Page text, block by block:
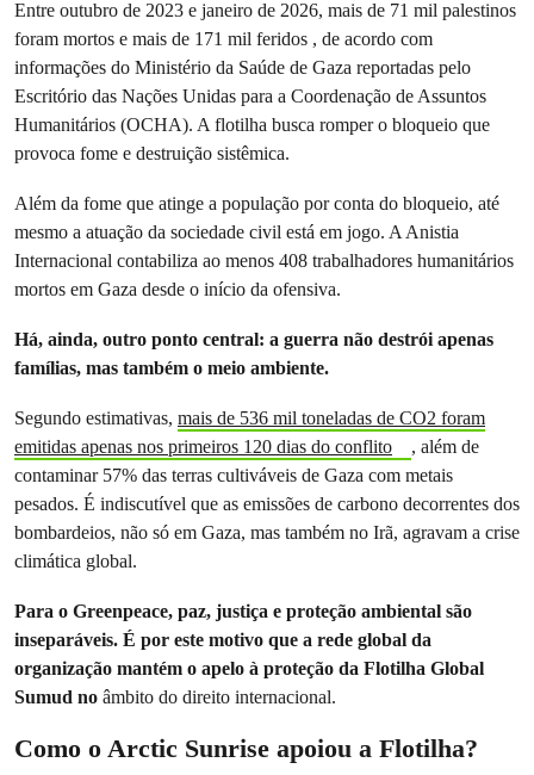
Entre outubro de 2023 e janeiro de 2026, mais de 71 mil palestinos
foram mortos e mais de 171 mil feridos , de acordo com
informações do Ministério da Saúde de Gaza reportadas pelo
Escritório das Nações Unidas para a Coordenação de Assuntos
Humanitários (OCHA). A flotilha busca romper o bloqueio que
provoca fome e destruição sistêmica.
Além da fome que atinge a população por conta do bloqueio, até
mesmo a atuação da sociedade civil está em jogo. A Anistia
Internacional contabiliza ao menos 408 trabalhadores humanitários
mortos em Gaza desde o início da ofensiva.
Há, ainda, outro ponto central: a guerra não destrói apenas
famílias, mas também o meio ambiente.
Segundo estimativas, mais de 536 mil toneladas de CO2 foram
emitidas apenas nos primeiros 120 dias do conflito
, além de
contaminar 57% das terras cultiváveis de Gaza com metais
pesados. É indiscutível que as emissões de carbono decorrentes dos
bombardeios, não só em Gaza, mas também no Irã, agravam a crise
climática global.
Para o Greenpeace, paz, justiça e proteção ambiental são
inseparáveis. É por este motivo que a rede global da
organização mantém o apelo à proteção da Flotilha Global
Sumud no âmbito do direito internacional.
Como o Arctic Sunrise apoiou a Flotilha?